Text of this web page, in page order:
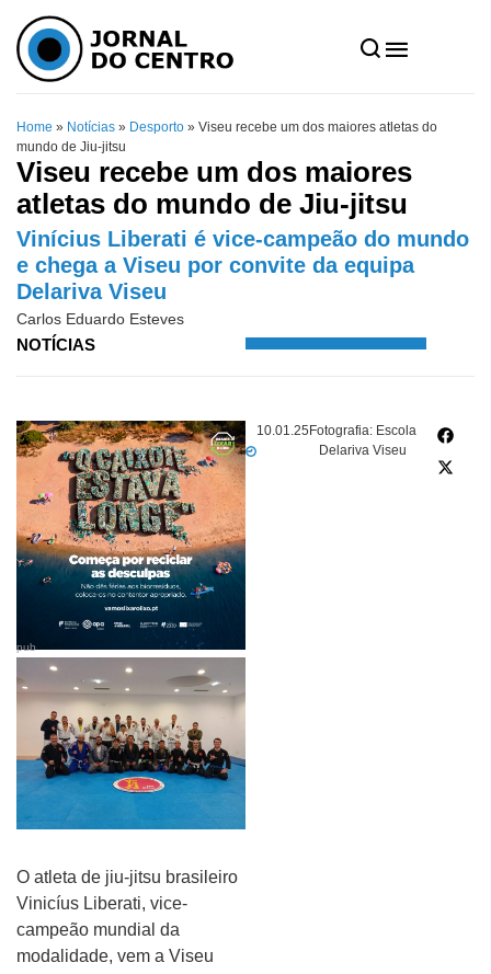
Home » Notícias » Desporto » Viseu recebe um dos maiores atletas do
mundo de Jiu-jitsu
Viseu recebe um dos maiores
atletas do mundo de Jiu-jitsu
Vinícius Liberati é vice-campeão do mundo
e chega a Viseu por convite da equipa
Delariva Viseu
Carlos Eduardo Esteves
NOTÍCIAS
10.01.25 Fotografia: Escola
Delariva Viseu
pub
O atleta de jiu-jitsu brasileiro
Vinicíus Liberati, vice-
campeão mundial da
modalidade, vem a Viseu